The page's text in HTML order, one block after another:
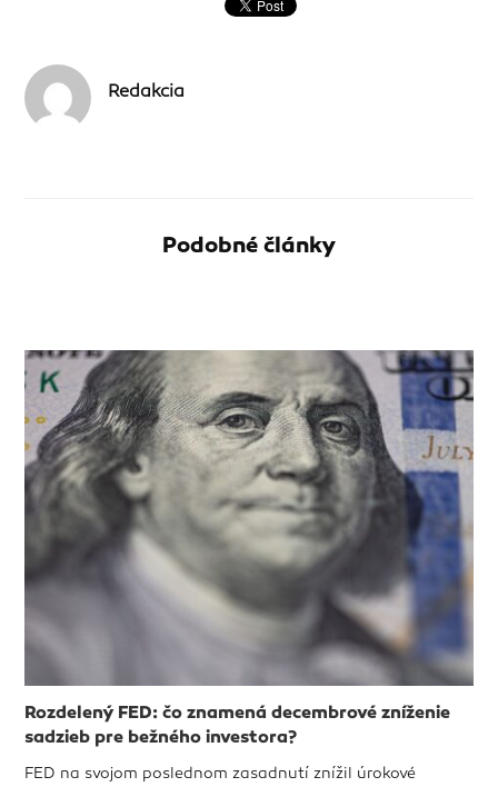
Redakcia
Podobné články
Rozdelený FED: čo znamená decembrové zníženie
sadzieb pre bežného investora?
FED na svojom poslednom zasadnutí znížil úrokové